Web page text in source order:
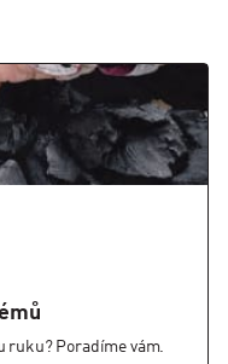
ruku? Poradíme vám.